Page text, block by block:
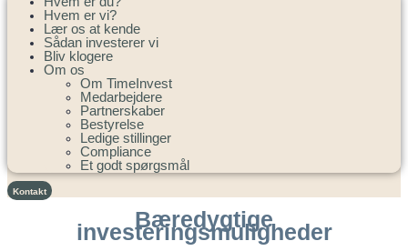
Hvem er vi?
Lær os at kende
Sådan investerer vi
Bliv klogere
Om os
Om TimeInvest
Medarbejdere
Partnerskaber
Bestyrelse
Ledige stillinger
Compliance
Et godt spørgsmål
Kontakt
Bæredygtige
investeringsmuligheder